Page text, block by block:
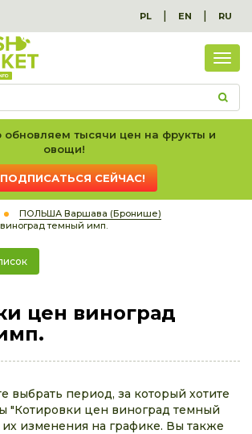
PL | EN | RU
вес
тысячи цен на фрукты и
овощи!
ПОДПИСАТЬСЯ СЕЙЧАС!
ПОЛЬША Варшава (Бронише)
темный имп.
цен виноград
выбрать период, за который хотите
"Котировки цен виноград темный
их изменения на графике. Вы также